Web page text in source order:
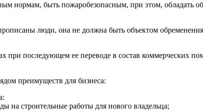
нормам, быть пожаробезопасным, при этом, обладать
люди, она не должна быть объектом
при последующем ее переводе в состав
преимуществ для бизнеса:
на строительные работы для нового владельца;